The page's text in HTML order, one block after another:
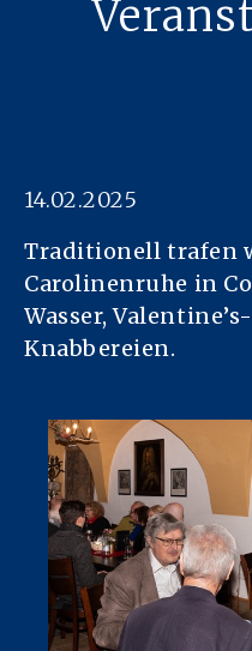
14.02.2025
Traditionell trafen
Carolinenruhe in
Wasser,
Knabbereien.